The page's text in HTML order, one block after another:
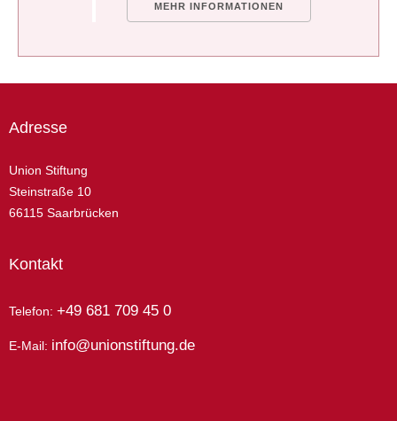
MEHR INFORMATIONEN
Adresse
Union Stiftung
Steinstraße 10
66115 Saarbrücken
Kontakt
Telefon: +49 681 709 45 0
E-Mail: info@unionstiftung.de